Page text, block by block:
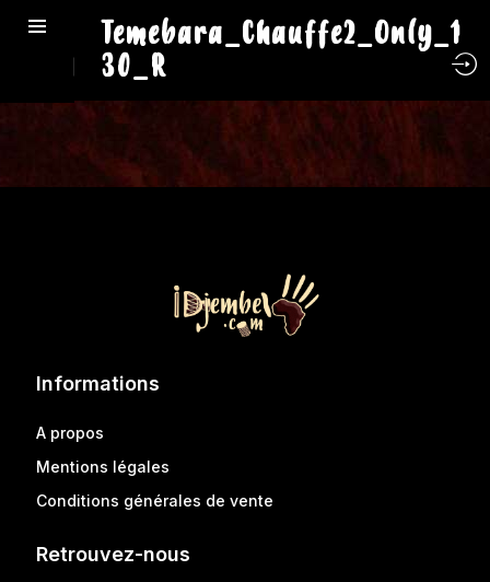
Temebara_Chauffe2_Only_1
30_R
Informations
A propos
Mentions légales
Conditions générales de vente
Retrouvez-nous